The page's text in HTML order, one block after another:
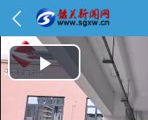
Play Video